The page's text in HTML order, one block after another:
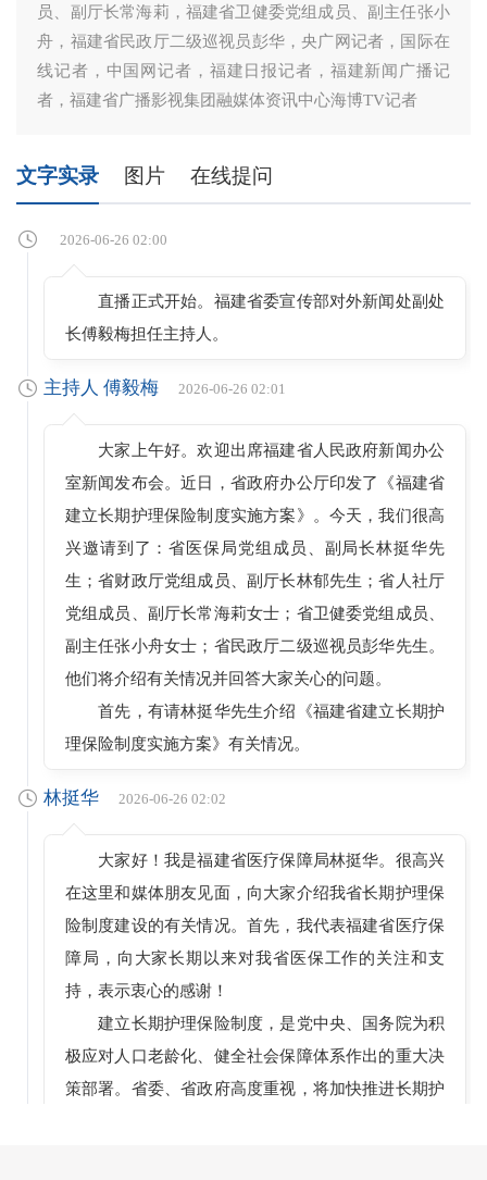
员、副厅长常海莉，福建省卫健委党组成员、副主任张小
舟，福建省民政厅二级巡视员彭华，央广网记者，国际在
线记者，中国网记者，福建日报记者，福建新闻广播记
者，福建省广播影视集团融媒体资讯中心海博TV记者
文字实录 图片 在线提问
2026-06-26 02:00
直播正式开始。福建省委宣传部对外新闻处副处
长傅毅梅担任主持人。
主持人 傅毅梅 2026-06-26 02:01
大家上午好。欢迎出席福建省人民政府新闻办公
室新闻发布会。近日，省政府办公厅印发了《福建省
建立长期护理保险制度实施方案》。今天，我们很高
兴邀请到了：省医保局党组成员、副局长林挺华先
生；省财政厅党组成员、副厅长林郁先生；省人社厅
党组成员、副厅长常海莉女士；省卫健委党组成员、
副主任张小舟女士；省民政厅二级巡视员彭华先生。
他们将介绍有关情况并回答大家关心的问题。
首先，有请林挺华先生介绍《福建省建立长期护
理保险制度实施方案》有关情况。
林挺华 2026-06-26 02:02
大家好！我是福建省医疗保障局林挺华。很高兴
在这里和媒体朋友见面，向大家介绍我省长期护理保
险制度建设的有关情况。首先，我代表福建省医疗保
障局，向大家长期以来对我省医保工作的关注和支
持，表示衷心的感谢！
建立长期护理保险制度，是党中央、国务院为积
极应对人口老龄化、健全社会保障体系作出的重大决
策部署。省委、省政府高度重视，将加快推进长期护